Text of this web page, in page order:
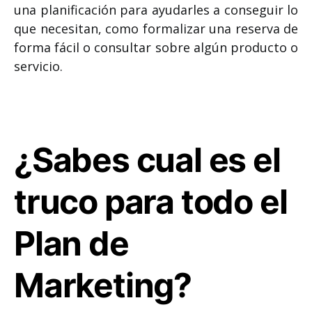
una planificación para ayudarles a conseguir lo
que necesitan, como formalizar una reserva de
forma fácil o consultar sobre algún producto o
servicio.
¿Sabes cual es el
truco para todo el
Plan de
Marketing?